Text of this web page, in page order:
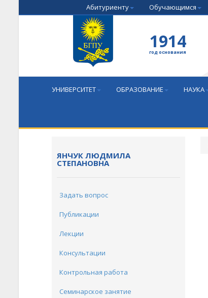
Абитуриенту Обучающимся
1914
год основания
УНИВЕРСИТЕТ ОБРАЗОВАНИЕ НАУКА
ЯНЧУК ЛЮДМИЛА
СТЕПАНОВНА
Задать вопрос
Публикации
Лекции
Консультации
Контрольная работа
Семинарское занятие